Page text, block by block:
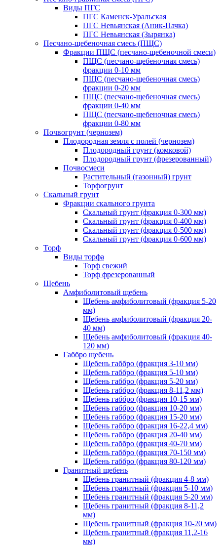
Виды ПГС
ПГС Каменск-Уральская
ПГС Невьянская (Аник-Пачка)
ПГС Невьянская (Зырянка)
Песчано-щебеночная смесь (ПЩС)
Фракции ПЩС (песчано-щебеночной смеси)
ПЩС (песчано-щебеночная смесь)
фракции 0-10 мм
ПЩС (песчано-щебеночная смесь)
фракции 0-20 мм
ПЩС (песчано-щебеночная смесь)
фракции 0-40 мм
ПЩС (песчано-щебеночная смесь)
фракции 0-80 мм
Почвогрунт (чернозем)
Плодородная земля с полей (чернозем)
Плодородный грунт (комковой)
Плодородный грунт (фрезерованный)
Почвосмеси
Растительный (газонный) грунт
Торфогрунт
Скальный грунт
Фракции скального грунта
Скальный грунт (фракция 0-300 мм)
Скальный грунт (фракция 0-400 мм)
Скальный грунт (фракция 0-500 мм)
Скальный грунт (фракция 0-600 мм)
Торф
Виды торфа
Торф свежий
Торф фрезерованный
Щебень
Амфиболитовый щебень
Щебень амфиболитовый (фракция 5-20
мм)
Щебень амфиболитовый (фракция 20-
40 мм)
Щебень амфиболитовый (фракция 40-
120 мм)
Габбро щебень
Щебень габбро (фракция 3-10 мм)
Щебень габбро (фракция 5-10 мм)
Щебень габбро (фракция 5-20 мм)
Щебень габбро (фракция 8-11,2 мм)
Щебень габбро (фракция 10-15 мм)
Щебень габбро (фракция 10-20 мм)
Щебень габбро (фракция 15-20 мм)
Щебень габбро (фракция 16-22,4 мм)
Щебень габбро (фракция 20-40 мм)
Щебень габбро (фракция 40-70 мм)
Щебень габбро (фракция 70-150 мм)
Щебень габбро (фракция 80-120 мм)
Гранитный щебень
Щебень гранитный (фракция 4-8 мм)
Щебень гранитный (фракция 5-10 мм)
Щебень гранитный (фракция 5-20 мм)
Щебень гранитный (фракция 8-11,2
мм)
Щебень гранитный (фракция 10-20 мм)
Щебень гранитный (фракция 11,2-16
мм)